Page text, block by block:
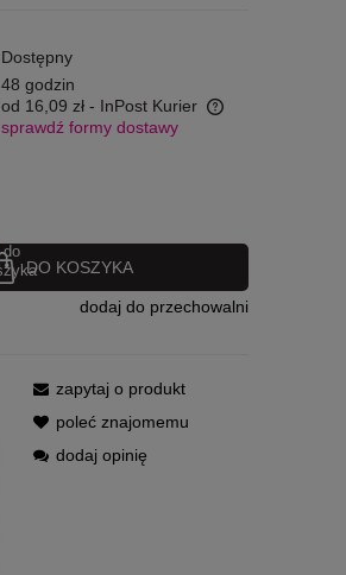
Dostępny
48 godzin
od 16,09 zł - InPost Kurier
sprawdź formy dostawy
DO KOSZYKA
dodaj do przechowalni
zapytaj o produkt
poleć znajomemu
dodaj opinię